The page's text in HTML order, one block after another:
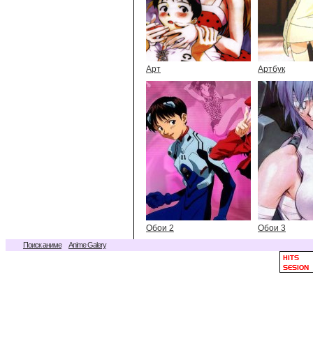
Арт Артбук
Обои 2 Обои 3
Поиск аниме Anime Galery